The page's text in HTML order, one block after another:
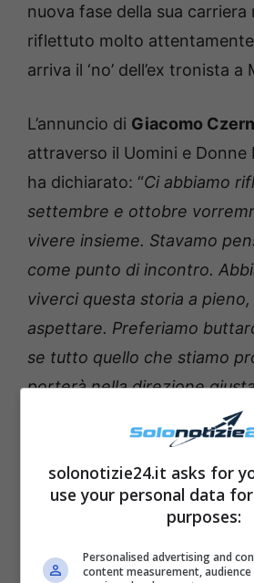
nuova fase della sua carriera
riflettuto molto
arriva il ‘no’ dell’ex tronista a
L’annuncio di Giacomo
attraverso il Uomini e Donne
ha dichiarato: “Ci abbiamo
settembre e ottobre
vivere insieme. Stavamo
come punto di incontro.
viverci questa storia a pieno,
aspettare. Preferiamo
se tutto quello che stiamo
porterà nella direzione
solonotizie24.it asks for
use your personal data
purposes:
Personalised advertising and
content measurement, audience